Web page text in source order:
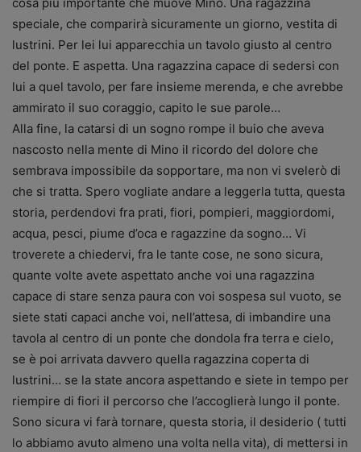
speciale, che comparirà sicuramente un giorno, vestita di
lustrini. Per lei lui apparecchia un tavolo giusto al centro
del ponte. E aspetta. Una ragazzina capace di sedersi con
lui a quel tavolo, per fare insieme merenda, e che avrebbe
ammirato il suo coraggio, capito le sue parole…
Alla fine, la catarsi di un sogno rompe il buio che aveva
nascosto nella mente di Mino il ricordo del dolore che
sembrava impossibile da sopportare, ma non vi svelerò di
che si tratta. Spero vogliate andare a leggerla tutta, questa
storia, perdendovi fra prati, fiori, pompieri, maggiordomi,
acqua, pesci, piume d’oca e ragazzine da sogno… Vi
troverete a chiedervi, fra le tante cose, ne sono sicura,
quante volte avete aspettato anche voi una ragazzina
capace di stare senza paura con voi sospesa sul vuoto, se
siete stati capaci anche voi, nell’attesa, di imbandire una
tavola al centro di un ponte che dondola fra terra e cielo,
se è poi arrivata davvero quella ragazzina coperta di
lustrini… se la state ancora aspettando e siete in tempo per
riempire di fiori il percorso che l’accoglierà lungo il ponte.
Sono sicura vi farà tornare, questa storia, il desiderio ( tutti
lo abbiamo avuto almeno una volta nella vita), di mettersi in